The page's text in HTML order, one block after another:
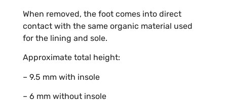
When removed, the foot comes into direct
contact with the same organic material used
for the lining and sole.
Approximate total height:
– 9.5 mm with insole
– 6 mm without insole